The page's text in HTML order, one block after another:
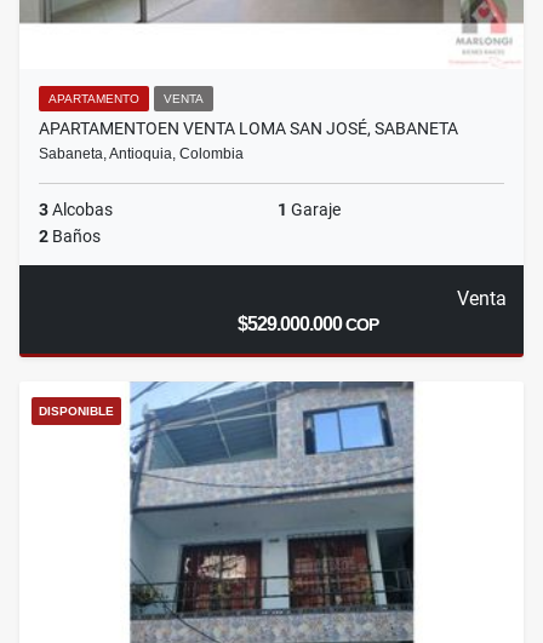
APARTAMENTO VENTA
APARTAMENTOEN VENTA LOMA SAN JOSÉ, SABANETA
Sabaneta, Antioquia, Colombia
3Alcobas 1 Garaje
2 Baños
Venta
$529.000.000COP
DISPONIBLE